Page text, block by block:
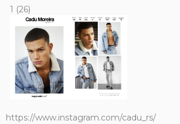
1 (26)
https://www.instagram.com/cadu_rs/